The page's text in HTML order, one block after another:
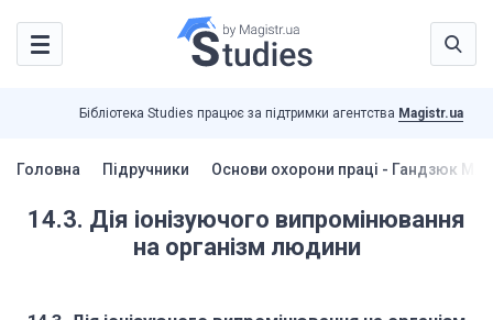
Бібліотека Studies працює за підтримки агентства Magistr.ua
Головна Підручники Основи охорони праці - Гандзюк М.П.
14.3. Дія іонізуючого випромінювання
на організм людини